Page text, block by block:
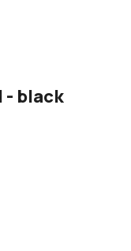
- black